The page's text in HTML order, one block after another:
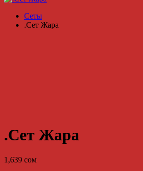
Сеты
.Сет Жара
.Сет Жара
1,639 сом